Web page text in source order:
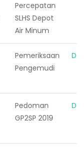
Percepatan
SLHS Depot
Air Minum
Pemeriksaan
Pengemudi
Pedoman
GP2SP 2019